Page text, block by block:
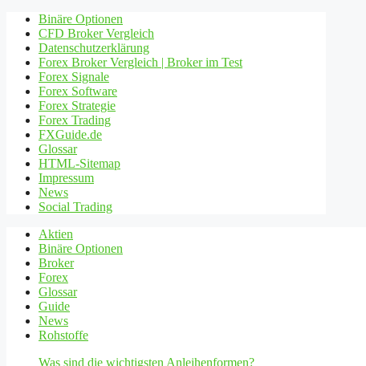
Binäre Optionen
CFD Broker Vergleich
Datenschutzerklärung
Forex Broker Vergleich | Broker im Test
Forex Signale
Forex Software
Forex Strategie
Forex Trading
FXGuide.de
Glossar
HTML-Sitemap
Impressum
News
Social Trading
Aktien
Binäre Optionen
Broker
Forex
Glossar
Guide
News
Rohstoffe
Was sind die wichtigsten Anleihenformen?